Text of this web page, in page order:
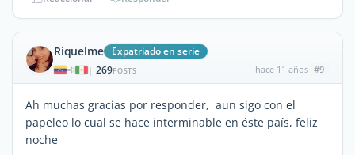
Riquelme Expatriado en serie
| 269POSTS hace 11 años #9
Ah muchas gracias por responder, aun sigo con el
papeleo lo cual se hace interminable en éste país, feliz
noche